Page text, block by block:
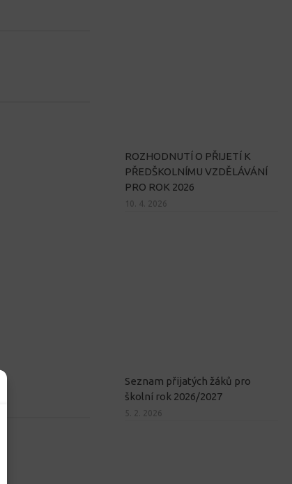
ROZHODNUTÍ O PŘIJETÍ K
PŘEDŠKOLNÍMU VZDĚLÁVÁNÍ
PRO ROK 2026
10. 4. 2026
Seznam přijatých žáků pro
školní rok 2026/2027
5. 2. 2026